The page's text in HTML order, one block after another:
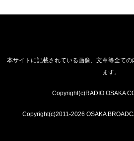
本サイトに記載されている画像、文章等全て
ます。
Copyright(c)RADIO OSAKA
Copyright(c)2011-2026 OSAKA